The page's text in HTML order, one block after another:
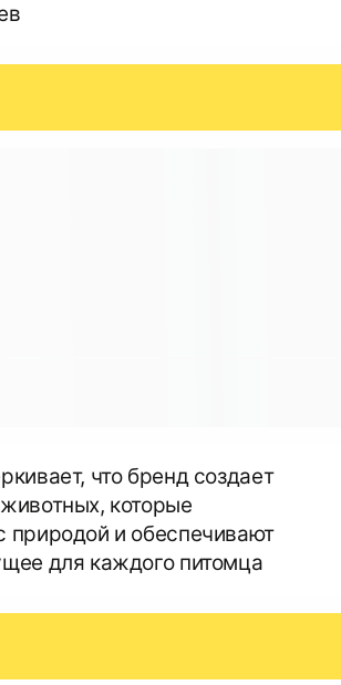
что бренд создает
которые
природой и обеспечивают
для каждого питомца